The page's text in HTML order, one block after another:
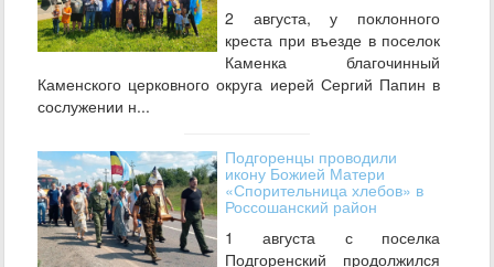
2 августа, у поклонного
креста при въезде в поселок
Каменка благочинный
Каменского церковного округа иерей Сергий Папин в
сослужении н...
Подгоренцы проводили
икону Божией Матери
«Спорительница хлебов» в
Россошанский район
1 августа с поселка
Подгоренский продолжился